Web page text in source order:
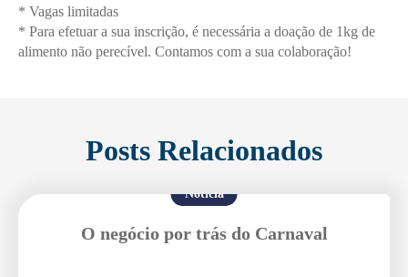
* Vagas limitadas
* Para efetuar a sua inscrição, é necessária a doação de 1kg de
alimento não perecível. Contamos com a sua colaboração!
Posts Relacionados
Notícia
O negócio por trás do Carnaval